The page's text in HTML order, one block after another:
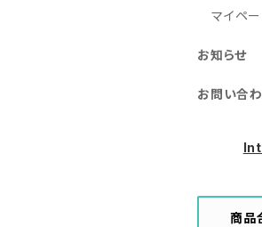
マイペ
お知らせ
お問い合
商品